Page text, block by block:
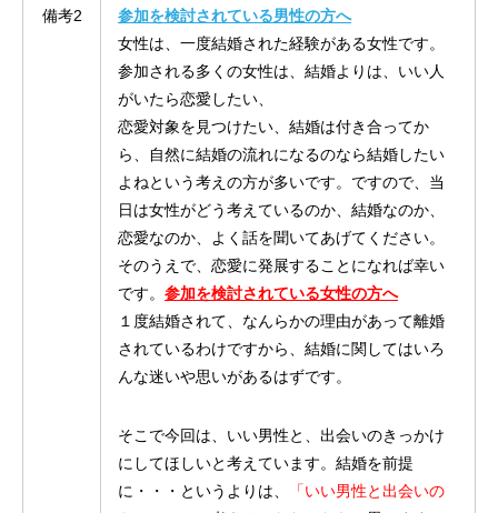
備考2
参加を検討されている男性の方へ
女性は、一度結婚された経験がある女性です。
参加される多くの女性は、結婚よりは、いい人
がいたら恋愛したい、
恋愛対象を見つけたい、結婚は付き合ってか
ら、自然に結婚の流れになるのなら結婚したい
よねという考えの方が多いです。ですので、当
日は女性がどう考えているのか、結婚なのか、
恋愛なのか、よく話を聞いてあげてください。
そのうえで、恋愛に発展することになれば幸い
です。 参加を検討されている女性の方へ
１度結婚されて、なんらかの理由があって離婚
されているわけですから、結婚に関してはいろ
んな迷いや思いがあるはずです。
そこで今回は、いい男性と、出会いのきっかけ
にしてほしいと考えています。結婚を前提
に・・・というよりは、
「いい男性と出会いの